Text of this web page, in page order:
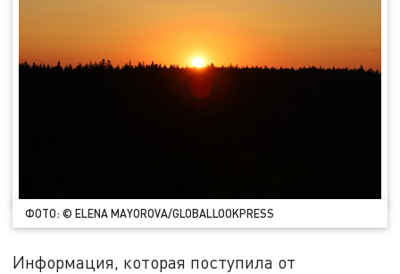
ФОТО: © ELENA MAYOROVA/GLOBALLOOKPRESS
Информация, которая поступила от